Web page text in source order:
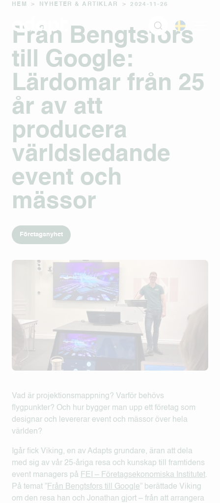
HEM > NYHETER & ARTIKLAR > 2024-11-26
Från Bengtsfors
till Google:
Lärdomar från 25
år av att
producera
världsledande
event och
mässor
Företagsnyhet
Vad är projektionsmappning? Varför behövs
flygpunkter? Och hur bygger man upp ett företag som
designar och levererar event och mässor över hela
världen?
Igår fick Viking, en av Adapts grundare, äran att dela
med sig av vår 25-åriga resa och kunskap till framtidens
event managers på FEI – Företagsekonomiska Institutet.
På temat ”Från Bengtsfors till Google” berättade Viking
om den resa han och Jonathan gjort – från att arrangera